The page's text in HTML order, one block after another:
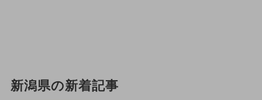
新潟県の新着記事